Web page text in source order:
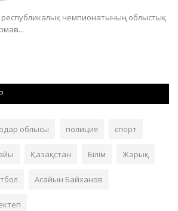
чемпионатының облыстық
облысы полиция спорт
Қазақстан Білім Жарық
Асайын Байханов